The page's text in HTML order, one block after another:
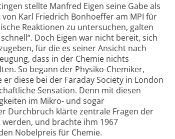
stellte Manfred Eigen seine Gabe als
Karl Friedrich Bonhoeffer am MPI für
Reaktionen zu untersuchen, galten
Doch Eigen war nicht bereit, sich
für die es seiner Ansicht nach
dass in der Chemie nichts
So begann der Physiko-Chemiker,
diese bei der Faraday Society in London
Sensation. Denn mit diesen
im Mikro- und sogar
Durchbruch klärte zentrale Fragen der
und brachte ihm 1967
Nobelpreis für Chemie.